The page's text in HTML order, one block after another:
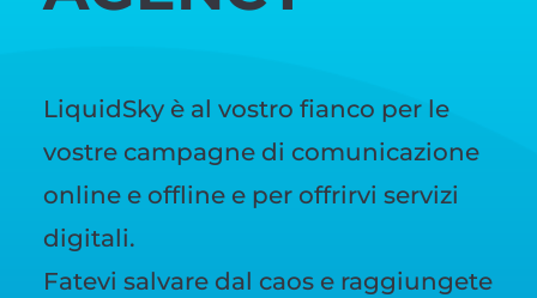
LiquidSky è al vostro fianco per le
vostre campagne di comunicazione
online e offline e per offrirvi servizi
digitali.
Fatevi salvare dal caos e raggiungete